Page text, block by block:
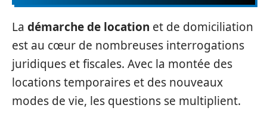
La démarche de location et de domiciliation
est au cœur de nombreuses interrogations
juridiques et fiscales. Avec la montée des
locations temporaires et des nouveaux
modes de vie, les questions se multiplient.